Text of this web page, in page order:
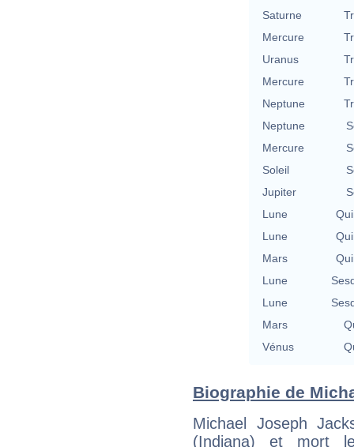
Saturne
Mercure
Uranus
Mercure
Neptune
Neptune
Mercure
Soleil
Jupiter
Lune
Lune
Mars
Lune
Lune
Mars
Vénus
Biographie de
Michael Joseph
(Indiana) et mort